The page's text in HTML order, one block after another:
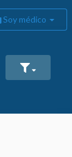
Soy médico